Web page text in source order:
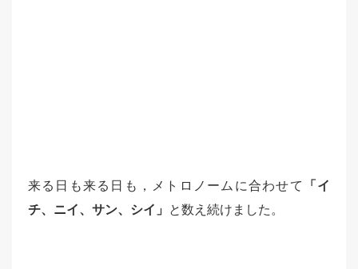
来る日も来る日も，メトロノームに合わせて
「イ
チ、ニイ、サン、シイ」
と数え続けました。